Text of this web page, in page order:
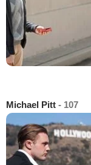
Michael Pitt - 107